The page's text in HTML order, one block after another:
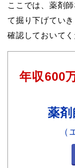
ここでは、薬剤
て掘り下げてい
確認しておいてく
年収600
薬
（